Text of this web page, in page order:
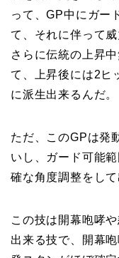
って、GP中にガー
て、それに伴って
さらに伝統の上昇
て、上昇後には2ヒ
に派生出来るんだ。
ただ、このGPは発
いし、ガード可能
確な角度調整をし
この技は開幕咆哮
出来る技で、開幕